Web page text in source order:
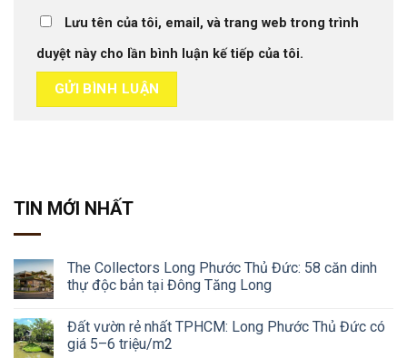
Lưu tên của tôi, email, và trang web trong trình
duyệt này cho lần bình luận kế tiếp của tôi.
TIN MỚI NHẤT
The Collectors Long Phước Thủ Đức: 58 căn dinh
thự độc bản tại Đông Tăng Long
Đất vườn rẻ nhất TPHCM: Long Phước Thủ Đức có
giá 5–6 triệu/m2